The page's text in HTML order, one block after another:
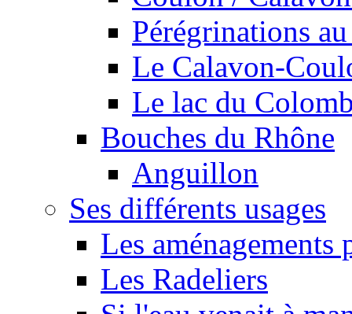
Pérégrinations
Le Calavon-
Le lac du
Bouches du Rhône
Anguillon
Ses différents usages
Les
Les Radeliers